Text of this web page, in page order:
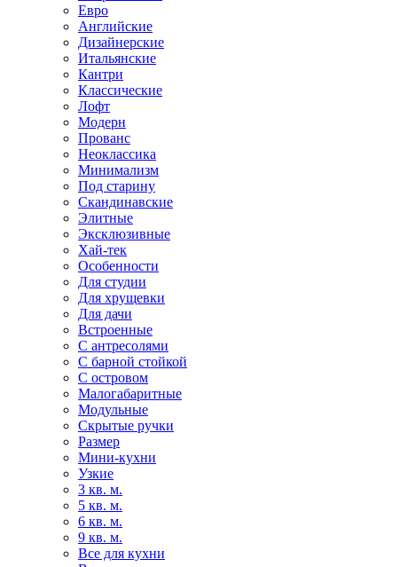
Евро
Английские
Дизайнерские
Итальянские
Кантри
Классические
Лофт
Модерн
Прованс
Неоклассика
Минимализм
Под старину
Скандинавские
Элитные
Эксклюзивные
Хай-тек
Особенности
Для студии
Для хрущевки
Для дачи
Встроенные
С антресолями
С барной стойкой
С островом
Малогабаритные
Модульные
Скрытые ручки
Размер
Мини-кухни
Узкие
3 кв. м.
5 кв. м.
6 кв. м.
9 кв. м.
Все для кухни